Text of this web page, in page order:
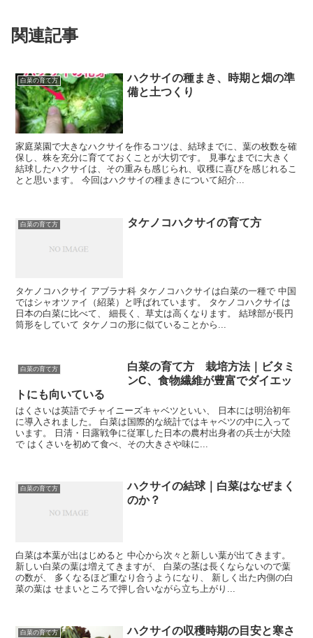
関連記事
白菜の育て方
ハクサイの種まき、時期と畑の準
備と土つくり
家庭菜園で大きなハクサイを作るコツは、結球までに、葉の枚数を確
保し、株を充分に育てておくことが大切です。 見事なまでに大きく
結球したハクサイは、その重みも感じられ、収穫に喜びを感じれるこ
とと思います。 今回はハクサイの種まきについて紹介...
白菜の育て方 タケノコハクサイの育て方
タケノコハクサイ アブラナ科 タケノコハクサイは白菜の一種で 中国
ではシャオツァイ（紹菜）と呼ばれています。 タケノコハクサイは
日本の白菜に比べて、 細長く、草丈は高くなります。 結球部が長円
筒形をしていて タケノコの形に似ていることから...
白菜の育て方
白菜の育て方 栽培方法｜ビタミ
ンC、食物繊維が豊富でダイエッ
トにも向いている
はくさいは英語でチャイニーズキャベツといい、 日本には明治初年
に導入されました。 白菜は国際的な統計ではキャベツの中に入って
います。 日清・日露戦争に従軍した日本の農村出身者の兵士が大陸
で はくさいを初めて食べ、その大きさや味に...
白菜の育て方
ハクサイの結球｜白菜はなぜまく
のか？
白菜は本葉が出はじめると 中心から次々と新しい葉が出てきます。
新しい白菜の葉は増えてきますが、 白菜の茎は長くならないので葉
の数が、 多くなるほど重なり合うようになり、 新しく出た内側の白
菜の葉は せまいところで押し合いながら立ち上がり...
白菜の育て方
ハクサイの収穫時期の目安と寒さ